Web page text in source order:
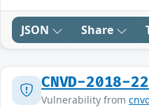
JSON Share
CNVD-2018-
Vulnerability from